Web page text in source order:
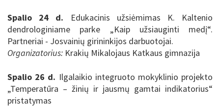
Spalio 24 d. Edukacinis užsiėmimas K. Kaltenio
dendrologiniame parke „Kaip užsiauginti medį“.
Partneriai - Josvainių girininkijos darbuotojai.
Organizatorius: Krakių Mikalojaus Katkaus gimnazija
Spalio 26 d. Ilgalaikio integruoto mokyklinio projekto
„Temperatūra – žinių ir jausmų gamtai indikatorius“
pristatymas